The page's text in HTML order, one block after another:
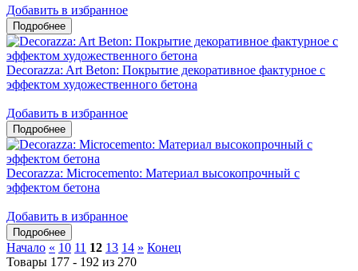
Добавить в избранное
Decorazza: Art Beton: Покрытие декоративное фактурное с
эффектом художественного бетона
Добавить в избранное
Decorazza: Microcemento: Материал высокопрочный с
эффектом бетона
Добавить в избранное
Начало « 10 11 12 13 14 » Конец
Товары 177 - 192 из 270